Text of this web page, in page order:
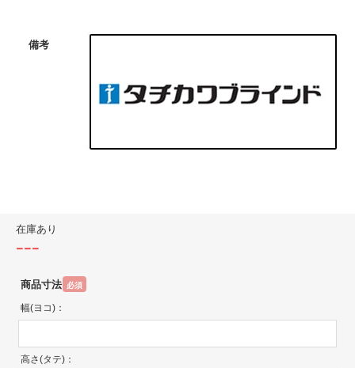
備考
在庫あり
---
商品寸法 必須
幅(ヨコ)：
高さ(タテ)：